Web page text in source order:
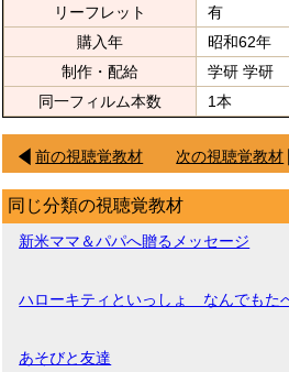
リーフレット
有
購入年
昭和62年
制作・配給
学研 学研
同一フィルム本数
1本
前の視聴覚教材 次の視聴覚教材
同じ分類の視聴覚教材
新米ママ＆パパへ贈るメッセージ
ハローキティといっしょ なんでもた
あそびと友達